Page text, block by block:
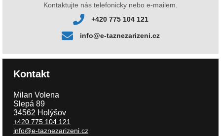
Kontaktujte nás telefonicky nebo e-mailem.
+420 775 104 121
info@e-taznezarizeni.cz
Kontakt
Milan Volena
Slepá 89
34562 Holýšov
+420 775 104 121
info@e-taznezarizeni.cz